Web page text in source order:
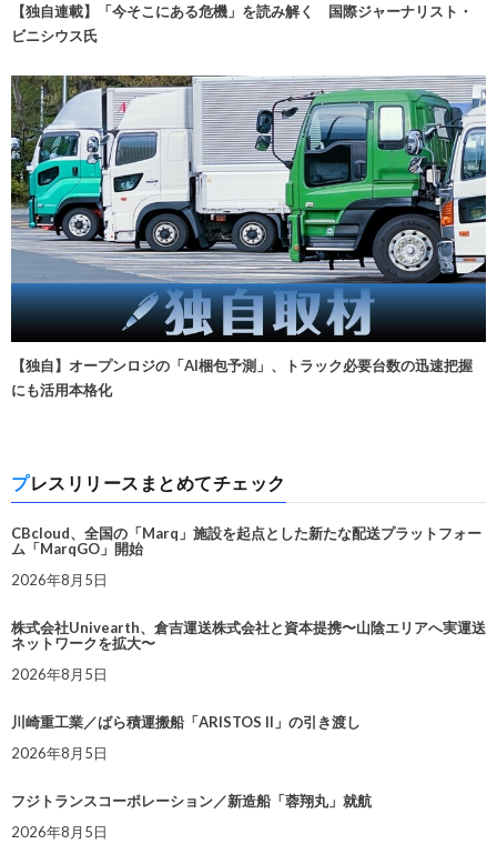
【独自連載】「今そこにある危機」を読み解く 国際ジャーナリスト・
ビニシウス氏
【独自】オープンロジの「AI梱包予測」、トラック必要台数の迅速把握
にも活用本格化
プレスリリースまとめてチェック
CBcloud、全国の「Marq」施設を起点とした新たな配送プラットフォー
ム「MarqGO」開始
2026年8月5日
株式会社Univearth、倉吉運送株式会社と資本提携〜山陰エリアへ実運送
ネットワークを拡大〜
2026年8月5日
川崎重工業／ばら積運搬船「ARISTOS II」の引き渡し
2026年8月5日
フジトランスコーポレーション／新造船「蓉翔丸」就航
2026年8月5日